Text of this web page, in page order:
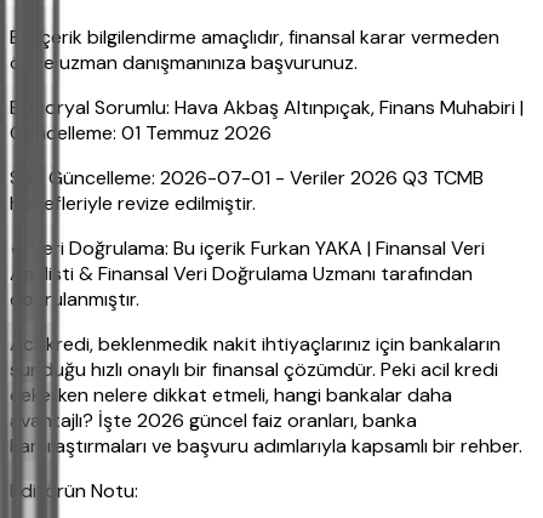
Bu içerik bilgilendirme amaçlıdır, finansal karar vermeden
önce uzman danışmanınıza başvurunuz.
Editoryal Sorumlu: Hava Akbaş Altınpıçak, Finans Muhabiri |
Güncelleme: 01 Temmuz 2026
Son Güncelleme: 2026-07-01 - Veriler 2026 Q3 TCMB
hedefleriyle revize edilmiştir.
✔ Veri Doğrulama: Bu içerik Furkan YAKA | Finansal Veri
Analisti & Finansal Veri Doğrulama Uzmanı tarafından
doğrulanmıştır.
Acil kredi, beklenmedik nakit ihtiyaçlarınız için bankaların
sunduğu hızlı onaylı bir finansal çözümdür. Peki acil kredi
çekerken nelere dikkat etmeli, hangi bankalar daha
avantajlı? İşte 2026 güncel faiz oranları, banka
karşılaştırmaları ve başvuru adımlarıyla kapsamlı bir rehber.
Editörün Notu: